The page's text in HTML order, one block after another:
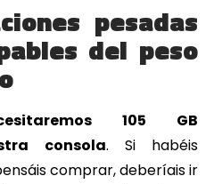
pesadas
del peso
105 GB
consola. Si habéis
comprar, deberíais ir